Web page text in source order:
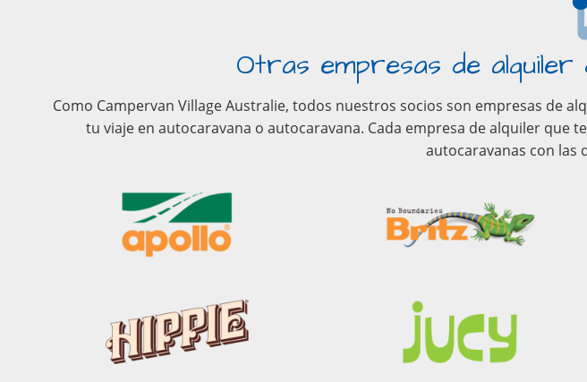
Otras empresas de
Como Campervan Village Australie, todos nuestros socios son empresas de
tu viaje en autocaravana o autocaravana. Cada empresa de alquiler
autocaravanas con las